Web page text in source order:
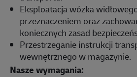
Eksploatacja wózka
przeznaczeniem oraz
koniecznych zasad
Przestrzeganie instrukcji
wewnętrznego w magazynie.
Nasze wymagania: